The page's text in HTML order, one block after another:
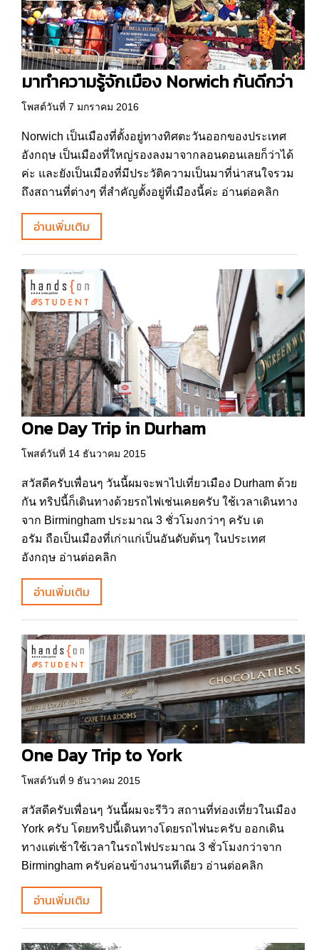
มาทำความรู้จักเมือง Norwich กันดีกว่า
โพสต์วันที่ 7 มกราคม 2016
Norwich เป็นเมืองที่ตั้งอยู่ทางทิศตะวันออกของประเทศ
อังกฤษ เป็นเมืองที่ใหญ่รองลงมาจากลอนดอนเลยก็ว่าได้
ค่ะ และยังเป็นเมืองที่มีประวัติความเป็นมาที่น่าสนใจรวม
ถึงสถานที่ต่างๆ ที่สำคัญตั้งอยู่ที่เมืองนี้ค่ะ อ่านต่อคลิก
อ่านเพิ่มเติม
One Day Trip in Durham
โพสต์วันที่ 14 ธันวาคม 2015
สวัสดีครับเพื่อนๆ วันนี้ผมจะพาไปเที่ยวเมือง Durham ด้วย
กัน ทริปนี้ก็เดินทางด้วยรถไฟเช่นเคยครับ ใช้เวลาเดินทาง
จาก Birmingham ประมาณ 3 ชั่วโมงกว่าๆ ครับ เด
อรัม ถือเป็นเมืองที่เก่าแก่เป็นอันดับต้นๆ ในประเทศ
อังกฤษ อ่านต่อคลิก
อ่านเพิ่มเติม
One Day Trip to York
โพสต์วันที่ 9 ธันวาคม 2015
สวัสดีครับเพื่อนๆ วันนี้ผมจะรีวิว สถานที่ท่องเที่ยวในเมือง
York ครับ โดยทริปนี้เดินทางโดยรถไฟนะครับ ออกเดิน
ทางแต่เช้าใช้เวลาในรถไฟประมาณ 3 ชั่วโมงกว่าจาก
Birmingham ครับค่อนข้างนานทีเดียว อ่านต่อคลิก
อ่านเพิ่มเติม